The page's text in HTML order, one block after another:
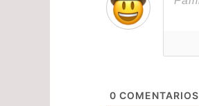
0 COMENTARIOS